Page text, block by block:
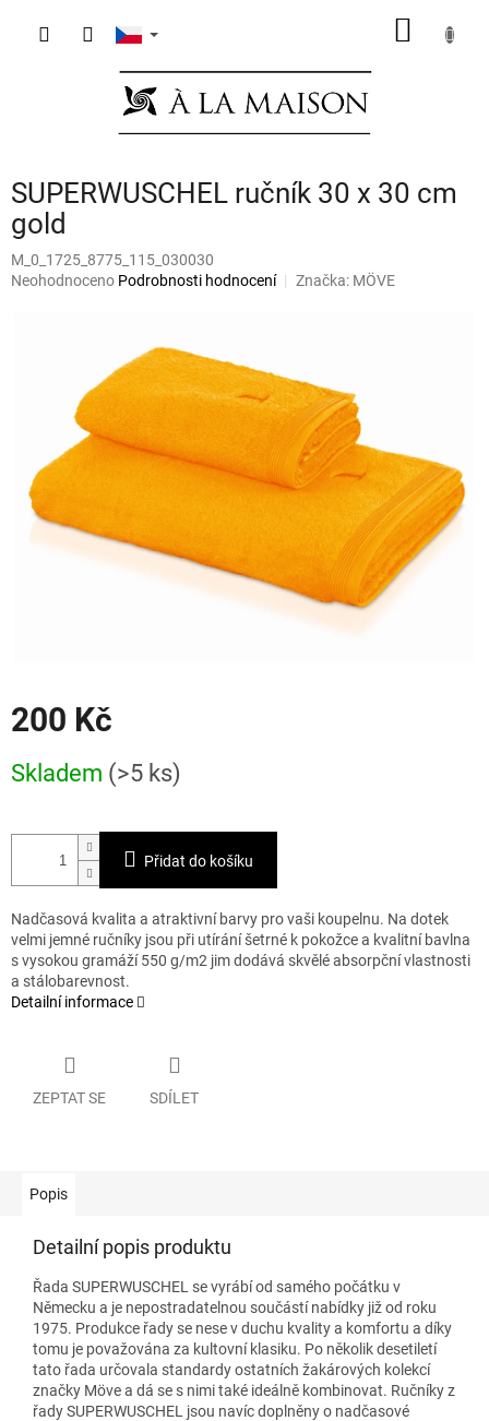
SUPERWUSCHEL ručník 30 x 30 cm
gold
M_0_1725_8775_115_030030
Průměrné
hvězdiček.
Neohodnoceno Podrobnosti hodnocení Značka: MÖVE
200 Kč
cena:
Skladem (>5 ks)
Přidat do košíku
Nadčasová kvalita a atraktivní barvy pro vaši koupelnu. Na dotek
velmi jemné ručníky jsou při utírání šetrné k pokožce a kvalitní bavlna
s vysokou gramáží 550 g/m2 jim dodává skvělé absorpční vlastnosti
a stálobarevnost.
Detailní informace
ZEPTAT SE SDÍLET
Popis
Detailní popis produktu
Řada SUPERWUSCHEL se vyrábí od samého počátku v
Německu a je nepostradatelnou součástí nabídky již od roku
1975. Produkce řady se nese v duchu kvality a komfortu a díky
tomu je považována za kultovní klasiku. Po několik desetiletí
tato řada určovala standardy ostatních žakárových kolekcí
značky Möve a dá se s nimi také ideálně kombinovat. Ručníky z
řady SUPERWUSCHEL jsou navíc doplněny o nadčasové